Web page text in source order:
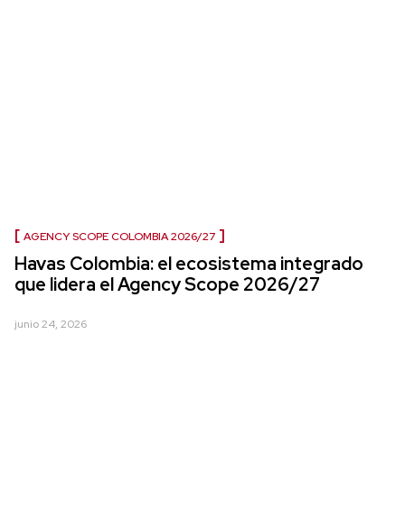
AGENCY SCOPE COLOMBIA 2026/27
Havas Colombia: el ecosistema integrado
que lidera el Agency Scope 2026/27
junio 24, 2026